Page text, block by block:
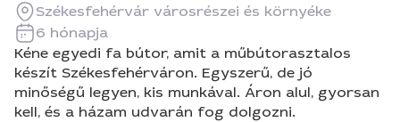
Székesfehérvár városrészei és környéke
6 hónapja
Kéne egyedi fa bútor, amit a műbútorasztalos
készít Székesfehérváron. Egyszerű, de jó
minőségű legyen, kis munkával. Áron alul, gyorsan
kell, és a házam udvarán fog dolgozni.